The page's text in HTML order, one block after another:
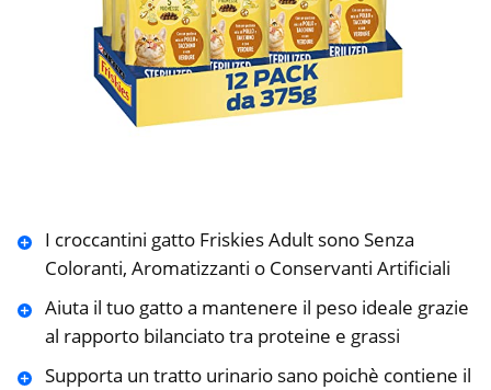
I croccantini gatto Friskies Adult sono Senza
Coloranti, Aromatizzanti o Conservanti Artificiali
Aiuta il tuo gatto a mantenere il peso ideale grazie
al rapporto bilanciato tra proteine e grassi
Supporta un tratto urinario sano poichè contiene il